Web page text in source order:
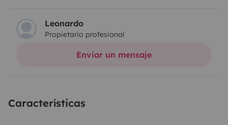
del caravaning. El interior es luminoso y bien
distribuido con una zona de estar acogedora una
cocina funcional totalmente equipada y un baño
almacenamiento permiten llevar todo lo necesario
Leonardo
Propietario profesional
Enviar un mensaje
Características